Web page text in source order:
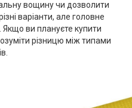
вощину чи дозволити
варіанти, але головне
ви плануєте купити
різницю між типами